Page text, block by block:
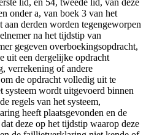
onder a, van boek 3 van het
derden worden tegengeworpen
na het tijdstip van
gegeven overboekingsopdracht,
uit een dergelijke opdracht
verrekening of andere
de opdracht volledig uit te
systeem wordt uitgevoerd binnen
regels van het systeem,
heeft plaatsgevonden en de
deze op het tijdstip waarop deze